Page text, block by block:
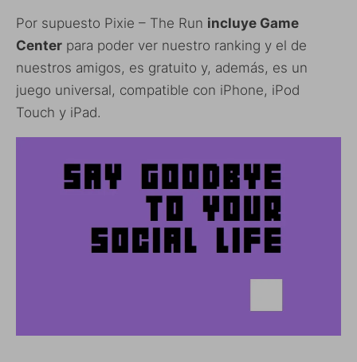
Por supuesto Pixie – The Run incluye Game
Center para poder ver nuestro ranking y el de
nuestros amigos, es gratuito y, además, es un
juego universal, compatible con iPhone, iPod
Touch y iPad.